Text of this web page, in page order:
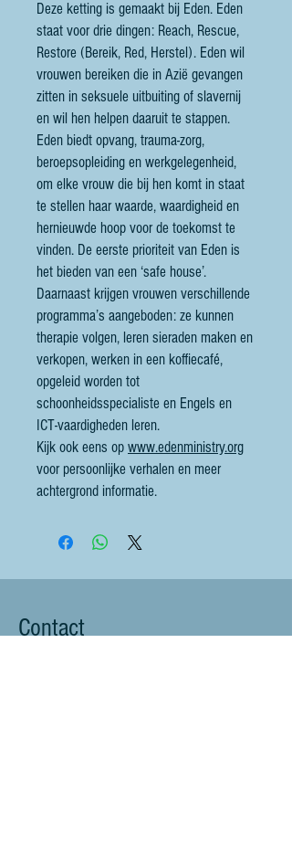
Deze ketting is gemaakt bij Eden. Eden
staat voor drie dingen: Reach, Rescue,
Restore (Bereik, Red, Herstel). Eden wil
vrouwen bereiken die in Azië gevangen
zitten in seksuele uitbuiting of slavernij
en wil hen helpen daaruit te stappen.
Eden biedt opvang, trauma-zorg,
beroepsopleiding en werkgelegenheid,
om elke vrouw die bij hen komt in staat
te stellen haar waarde, waardigheid en
hernieuwde hoop voor de toekomst te
vinden. De eerste prioriteit van Eden is
het bieden van een ‘safe house’.
Daarnaast krijgen vrouwen verschillende
programma’s aangeboden: ze kunnen
therapie volgen, leren sieraden maken en
verkopen, werken in een koffiecafé,
opgeleid worden tot
schoonheidsspecialiste en Engels en
ICT-vaardigheden leren.
Kijk ook eens op www.edenministry.org
voor persoonlijke verhalen en meer
achtergrond informatie.
Contact